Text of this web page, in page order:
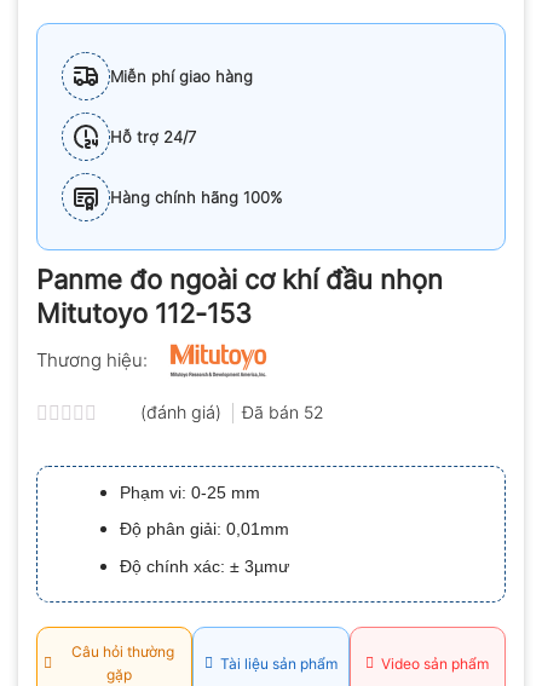
Miễn phí giao hàng
Hỗ trợ 24/7
Hàng chính hãng 100%
Panme đo ngoài cơ khí đầu nhọn
Mitutoyo 112-153
Thương hiệu:
xếp
hạng
0.0
5
sao
(đánh giá) Đã bán 52
Phạm vi: 0-25 mm
Độ phân giải: 0,01mm
Độ chính xác: ± 3µmư
Câu hỏi thường
gặp
Tài liệu sản phẩm Video sản phẩm